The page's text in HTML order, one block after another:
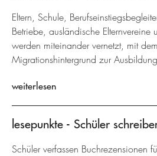
Eltern, Schule,
Betriebe, ausländische Elternvereine
werden miteinander vernetzt, mit
Migrationshintergrund zur
weiterlesen
lesepunkte - Schüler
Schüler verfassen Buchrezensionen